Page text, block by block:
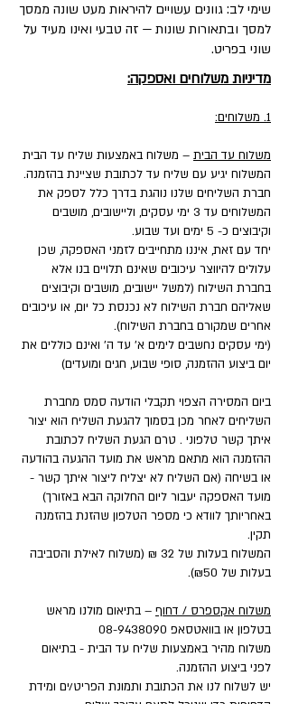
שימי לב: גוונים עשויים להיראות מעט שונה ממסך
למסך ובתאורות שונות — זה טבעי ואינו מעיד על
שוני בפריט.
מדיניות משלוחים ואספקה:
1. משלוחים:
משלוח עד הבית – משלוח באמצעות שליח עד הבית
המשלוח יגיע עם שליח עד לכתובת שציינת בהזמנה.
חברת השליחים שלנו נוהגת בדרך כלל לספק את
המשלוחים עד 3 ימי עסקים, וליישובים, מושבים
וקיבוצים כ- 5 ימים ועד שבוע.
יחד עם זאת, איננו מתחייבים לזמני האספקה, שכן
עלולים להיווצר עיכובים שאינם תלויים בנו אלא
בחברת השילוח (למשל יישובים, מושבים וקיבוצים
שאליהם חברת השילוח לא נכנסת כל יום, או עיכובים
אחרים שמקורם בחברת השילוח).
(ימי עסקים נחשבים לימים א' עד ה' ואינם כוללים את
יום ביצוע ההזמנה, סופי שבוע, חגים ומועדים)
ביום המסירה הצפוי תקבלי הודעה סמס מחברת
השליחים לאחר מכן בסמוך להגעת השליח הוא יצור
איתך קשר טלפוני . טרם הגעת השליח לכתובת
ההזמנה הוא מתאם מראש את מועד ההגעה בהודעה
או בשיחה (אם השליח לא יצליח ליצור איתך קשר -
מועד האספקה יעבור ליום החלוקה הבא באזורך)
באחריותך לוודא כי מספר הטלפון שהזנת בהזמנה
תקין.
המשלוח בעלות של 32 ₪ (משלוח לאילת והסביבה
בעלות של ₪50).
משלוח אקספרס / דחוף – בתיאום מולנו מראש
בטלפון או בוואטסאפ 08-9438090
משלוח מהיר באמצעות שליח עד הבית - בתיאום
לפני ביצוע ההזמנה.
יש לשלוח לנו את הכתובת ותמונת הפריט/ים ומידת